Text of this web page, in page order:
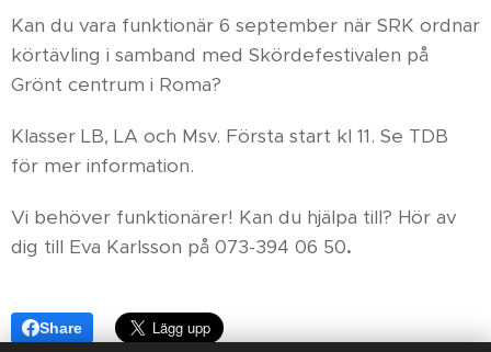
Kan du vara funktionär 6 september när SRK ordnar
körtävling i samband med Skördefestivalen på
Grönt centrum i Roma?
Klasser LB, LA och Msv. Första start kl 11. Se TDB
för mer information.
Vi behöver funktionärer! Kan du hjälpa till? Hör av
dig till Eva Karlsson på 073-394 06 50.
Share